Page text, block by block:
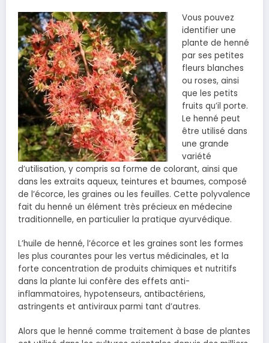
Vous pouvez
identifier une
plante de henné
par ses petites
fleurs blanches
ou roses, ainsi
que les petits
fruits qu’il porte.
Le henné peut
être utilisé dans
une grande
variété
d’utilisation, y compris sa forme de colorant, ainsi que
dans les extraits aqueux, teintures et baumes, composé
de l’écorce, les graines ou les feuilles. Cette polyvalence
fait du henné un élément très précieux en médecine
traditionnelle, en particulier la pratique ayurvédique.
L’huile de henné, l’écorce et les graines sont les formes
les plus courantes pour les vertus médicinales, et la
forte concentration de produits chimiques et nutritifs
dans la plante lui confère des effets anti-
inflammatoires, hypotenseurs, antibactériens,
astringents et antiviraux parmi tant d’autres.
Alors que le henné comme traitement à base de plantes